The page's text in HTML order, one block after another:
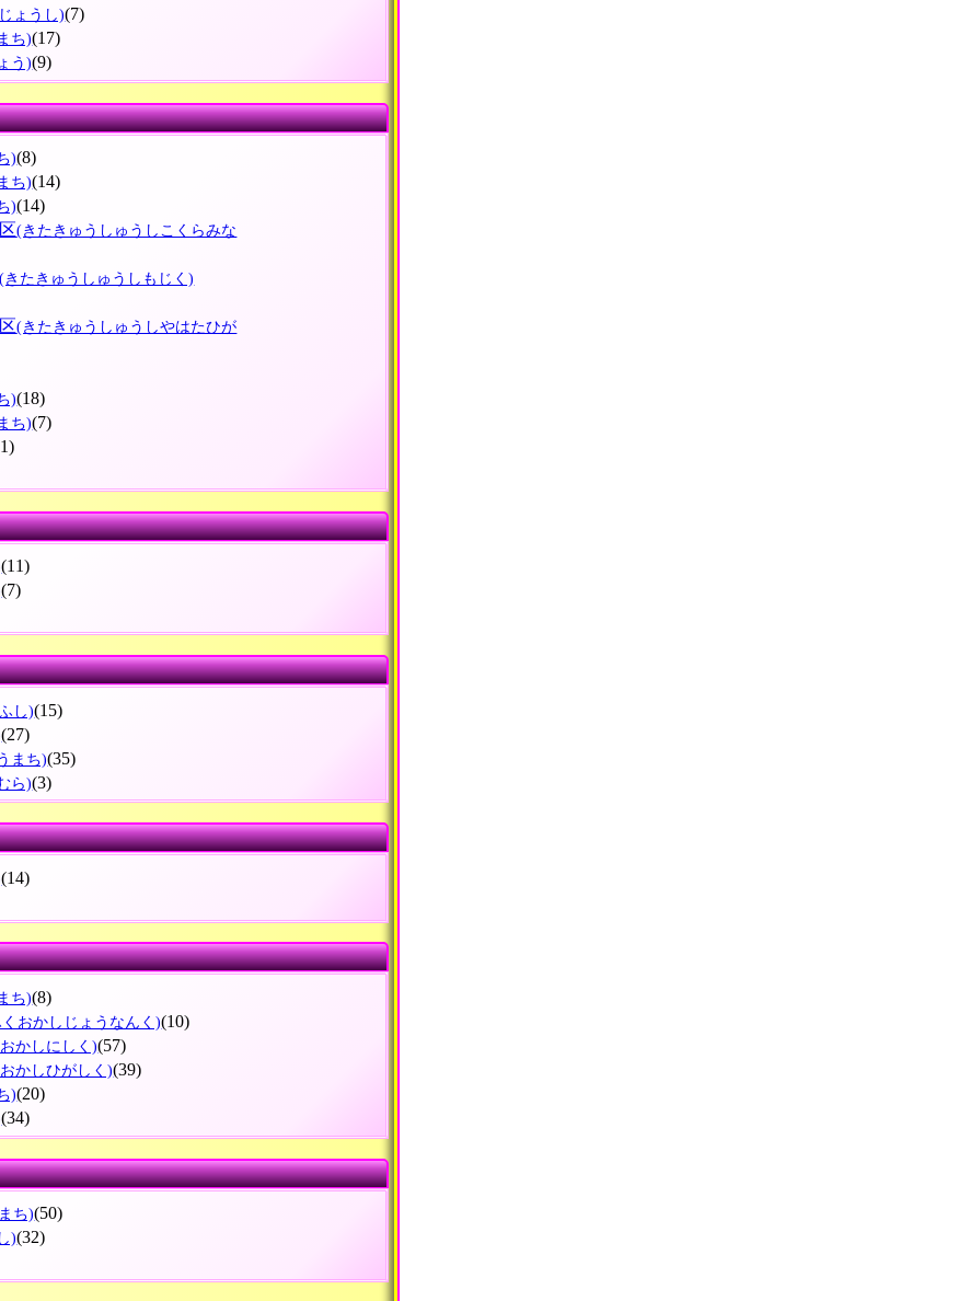
ょうし)(7)
ち)(17)
う)(9)
)(8)
ち)(14)
)(14)
(きたきゅうしゅうしこくらみな
(きたきゅうしゅうしもじく)
(きたきゅうしゅうしやはたひが
)(18)
ち)(7)
(11)
(7)
し)(15)
(27)
まち)(35)
ら)(3)
(14)
ち)(8)
おかしじょうなんく)(10)
かしにしく)(57)
かしひがしく)(39)
)(20)
(34)
ち)(50)
)(32)